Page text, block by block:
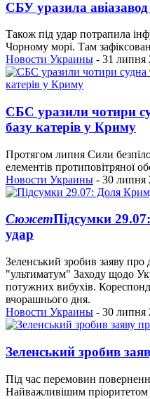
СБУ уразила авіазавод
Також під удар потрапила
Чорному морі. Там
Новости Украины - 31 липня
СБС уразили чотири
базу катерів у Криму
Протягом липня Сили
елементів протиповітряної
Новости Украины - 30 липня
СюжетПідсумки
удар
Зеленський зробив заяву
"ультиматум" Заходу щодо
потужних вибухів.
вчорашнього дня.
Новости Украины - 30 липня
Зеленський зробив
Під час перемовин
Найважливішим